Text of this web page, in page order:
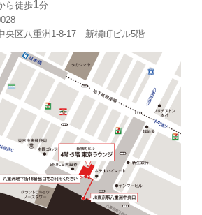
ら徒歩1分
央区八重洲1-8-17 新槇町ビル5階